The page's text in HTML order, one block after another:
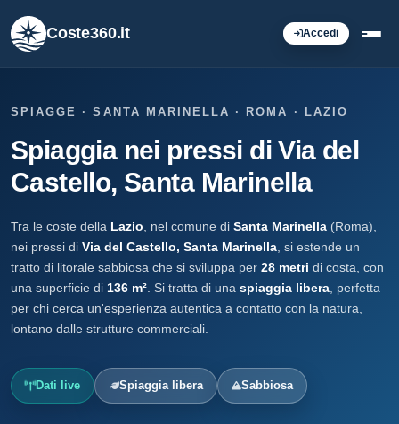
Coste360.it Accedi
SPIAGGE · SANTA MARINELLA · ROMA · LAZIO
Spiaggia nei pressi di Via del
Castello, Santa Marinella
Tra le coste della Lazio , nel comune di Santa Marinella (Roma),
nei pressi di Via del Castello, Santa Marinella , si estende un
tratto di litorale sabbiosa che si sviluppa per 28 metri di costa, con
una superficie di 136 m² . Si tratta di una spiaggia libera , perfetta
per chi cerca un'esperienza autentica a contatto con la natura,
lontano dalle strutture commerciali.
Dati live Spiaggia libera Sabbiosa